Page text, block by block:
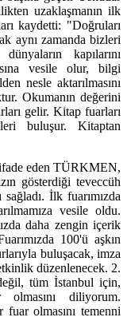
başına geçen Üsküdar
uzaklaşmanın ilk
kaydetti: "Doğruları
aynı zamanda bizleri
kapılarını
vesile olur, bilgi
nesle aktarılmasını
Okumanın değerini
gelir. Kitap fuarları
buluşur. Kitaptan
eden TÜRKMEN,
gösterdiği teveccüh
sağladı. İlk fuarımızda
vesile oldu.
daha zengin içerik
100'ü aşkın
buluşacak, imza
düzenlenecek. 2.
tüm İstanbul için,
diliyorum.